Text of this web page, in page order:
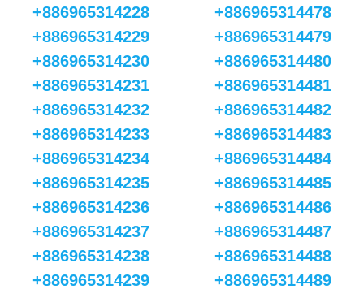
+886965314228
+886965314229
+886965314230
+886965314231
+886965314232
+886965314233
+886965314234
+886965314235
+886965314236
+886965314237
+886965314238
+886965314239
+886965314478
+886965314479
+886965314480
+886965314481
+886965314482
+886965314483
+886965314484
+886965314485
+886965314486
+886965314487
+886965314488
+886965314489